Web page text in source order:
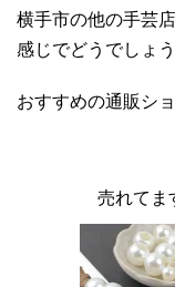
横手市の他の手芸
感じでどうでしょう
おすすめの通販シ
売れてま